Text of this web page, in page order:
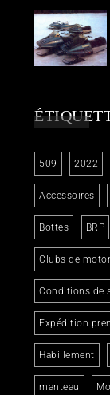
509 2022
Accessoires
Bottes BRP
Clubs de
Conditions de
Expédition
Habillement
manteau